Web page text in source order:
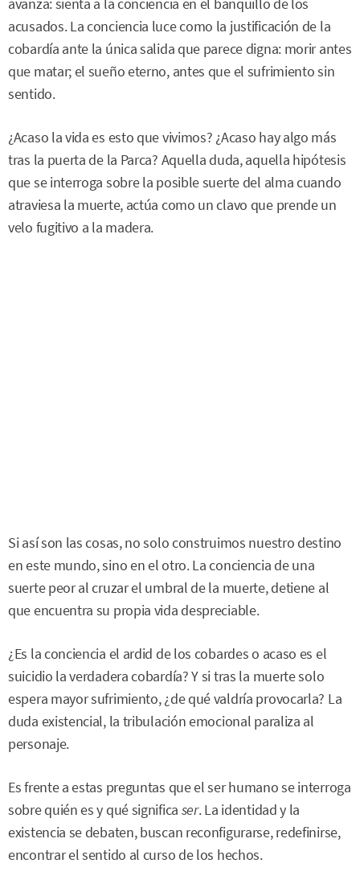
avanza: sienta a la conciencia en el banquillo de los
acusados. La conciencia luce como la justificación de la
cobardía ante la única salida que parece digna: morir antes
que matar; el sueño eterno, antes que el sufrimiento sin
sentido.
¿Acaso la vida es esto que vivimos? ¿Acaso hay algo más
tras la puerta de la Parca? Aquella duda, aquella hipótesis
que se interroga sobre la posible suerte del alma cuando
atraviesa la muerte, actúa como un clavo que prende un
velo fugitivo a la madera.
Si así son las cosas, no solo construimos nuestro destino
en este mundo, sino en el otro. La conciencia de una
suerte peor al cruzar el umbral de la muerte, detiene al
que encuentra su propia vida despreciable.
¿Es la conciencia el ardid de los cobardes o acaso es el
suicidio la verdadera cobardía? Y si tras la muerte solo
espera mayor sufrimiento, ¿de qué valdría provocarla? La
duda existencial, la tribulación emocional paraliza al
personaje.
Es frente a estas preguntas que el ser humano se interroga
sobre quién es y qué significa ser. La identidad y la
existencia se debaten, buscan reconfigurarse, redefinirse,
encontrar el sentido al curso de los hechos.